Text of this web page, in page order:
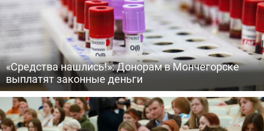
«Средства нашлись!»: Донорам в Мончегорске
выплатят законные деньги